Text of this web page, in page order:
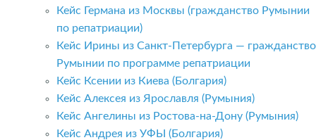
Кейс Германа из Москвы (гражданство Румынии
по репатриации)
Кейс Ирины из Санкт-Петербурга — гражданство
Румынии по программе репатриации
Кейс Ксении из Киева (Болгария)
Кейс Алексея из Ярославля (Румыния)
Кейс Ангелины из Ростова-на-Дону (Румыния)
Кейс Андрея из УФЫ (Болгария)